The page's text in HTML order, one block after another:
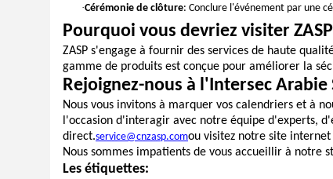
·Cérémonie de clôture: Conclure l'événement par une
Pourquoi vous devriez visiter ZASP
ZASP s'engage à fournir des services de haute
gamme de produits est conçue pour améliorer la
Rejoignez-nous à l'Intersec Arabie
Nous vous invitons à marquer vos calendriers et à
l'occasion d'interagir avec notre équipe d'experts,
direct.service@cnzasp.comou visitez notre site internet
Nous sommes impatients de vous accueillir à notre
Les étiquettes: